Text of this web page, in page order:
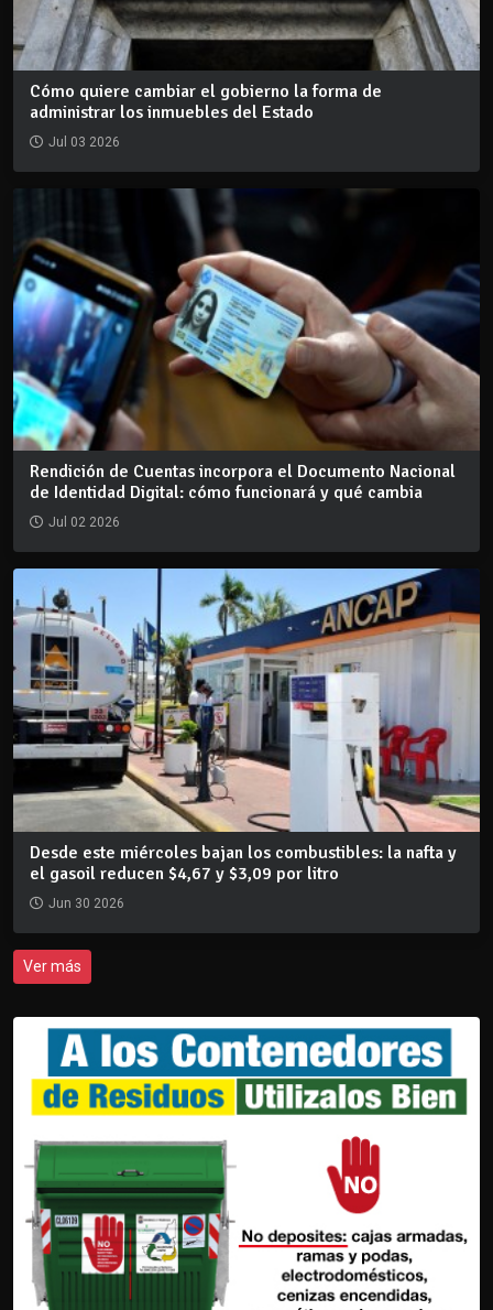
Cómo quiere cambiar el gobierno la forma de
administrar los inmuebles del Estado
Jul 03 2026
Rendición de Cuentas incorpora el Documento Nacional
de Identidad Digital: cómo funcionará y qué cambia
Jul 02 2026
Desde este miércoles bajan los combustibles: la nafta y
el gasoil reducen $4,67 y $3,09 por litro
Jun 30 2026
Ver más